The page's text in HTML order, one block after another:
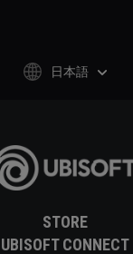
STORE
UBISOFT CONNECT
日本語